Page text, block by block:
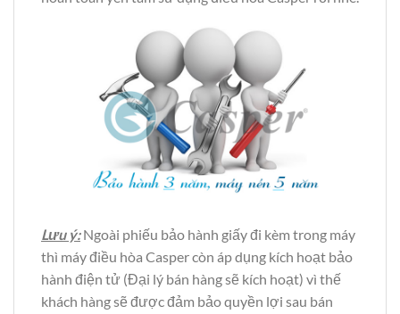
Lưu ý:Ngoài phiếu bảo hành giấy đi kèm trong máy
thì máy điều hòa Casper còn áp dụng kích hoạt bảo
hành điện tử (Đại lý bán hàng sẽ kích hoạt) vì thế
khách hàng sẽ được đảm bảo quyền lợi sau bán